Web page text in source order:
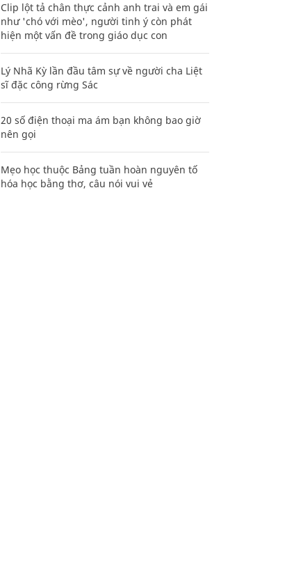
Clip lột tả chân thực cảnh anh trai và em gái
như 'chó với mèo', người tinh ý còn phát
hiện một vấn đề trong giáo dục con
Lý Nhã Kỳ lần đầu tâm sự về người cha Liệt
sĩ đặc công rừng Sác
20 số điện thoại ma ám bạn không bao giờ
nên gọi
Mẹo học thuộc Bảng tuần hoàn nguyên tố
hóa học bằng thơ, câu nói vui vẻ